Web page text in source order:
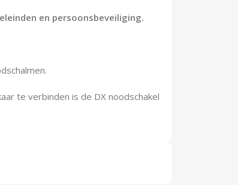
en persoonsbeveiliging.
te verbinden is de DX noodschakel